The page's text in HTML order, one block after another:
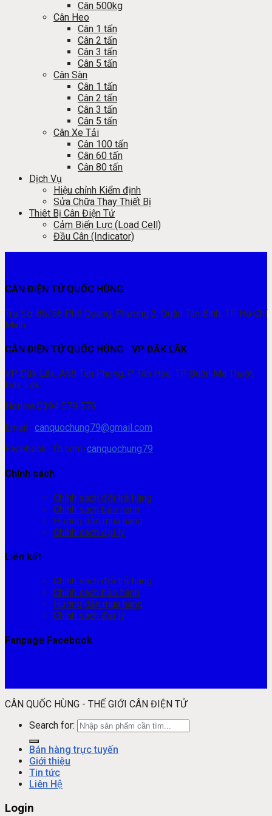
Cân 500kg
Cân Heo
Cân 1 tấn
Cân 2 tấn
Cân 3 tấn
Cân 5 tấn
Cân Sàn
Cân 1 tấn
Cân 2 tấn
Cân 3 tấn
Cân 5 tấn
Cân Xe Tải
Cân 100 tấn
Cân 60 tấn
Cân 80 tấn
Dịch Vụ
Hiệu chỉnh Kiểm định
Sửa Chữa Thay Thiết Bị
Thiêt Bị Cân Điện Tử
Cảm Biến Lực (Load Cell)
Đầu Cân (Indicator)
CÂN ĐIỆN TỬ QUỐC HÙNG
Trụ Sở: 86/56 Phổ Quang, Phường 2, Quận Tân Bình, TP. Hồ Chí
Minh.
CÂN ĐIỆN TỬ QUỐC HÙNG - VP ĐĂK LĂK
VP Đăk Lăk: A58 Tân Phong, P. Tân Hòa, TP. Buôn Ma Thuột,
Đăk Lăk.
Hotline:0394 579 579
Email : canquochung79@gmail.com
Facebook : fb.com/canquochung79
Chính sách
Chính sách đổi trả hàng
Chính sách bảo hành
Hướng dẫn mua hàng
Chính sách đại lý
Liên kết
Chính sách đổi trả hàng
Chính sách bảo hành
Hướng dẫn mua hàng
Chính sách đại lý
Fanpage Facebook
CÂN QUỐC HÙNG - THẾ GIỚI CÂN ĐIỆN TỬ
Search for:
Bán hàng trực tuyến
Giới thiệu
Tin tức
Liên Hệ
Login